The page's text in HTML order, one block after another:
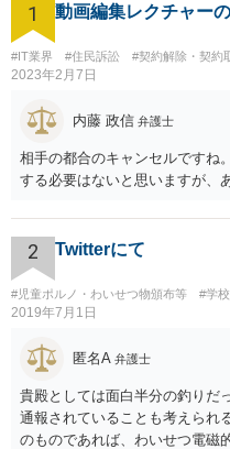
1 動画編集レクチャー
#IT業界 #住民訴訟 #契約解除・契約
2023年2月7日
内藤 政信 弁護士
相手の都合のキャンセルですね
する必要はないと思いますが、
2 Twitterにて
#児童ポルノ・わいせつ物頒布等 #学
2019年7月1日
匿名A 弁護士
貴殿としては面白半分の釣りだ
通報されていることも考えられ
のものであれば、わいせつ電磁